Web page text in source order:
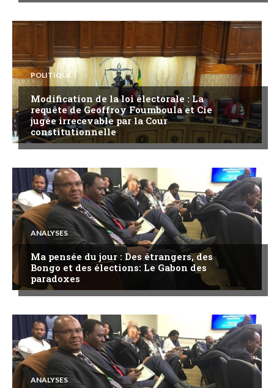
POLITIQUE
Modification de la loi électorale : La
requête de Geoffroy Foumboula et Cie
jugée irrecevable par la Cour
constitutionnelle
ANALYSES
Ma pensée du jour : Des étrangers, des
Bongo et des élections: Le Gabon des
paradoxes
ANALYSES